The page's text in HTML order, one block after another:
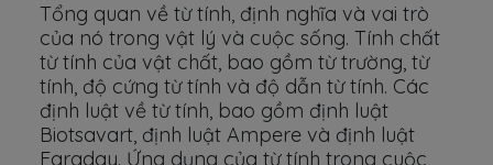
Tổng quan về từ tính, định nghĩa và vai trò
của nó trong vật lý và cuộc sống. Tính chất
từ tính của vật chất, bao gồm từ trường, từ
tính, độ cứng từ tính và độ dẫn từ tính. Các
định luật về từ tính, bao gồm định luật
Biotsavart, định luật Ampere và định luật
Faraday. Ứng dụng của từ tính trong cuộc